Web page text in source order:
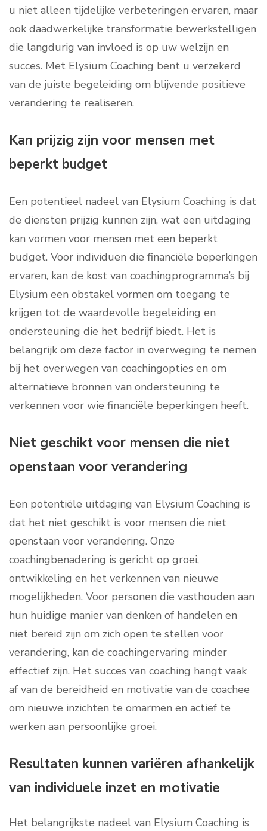
u niet alleen tijdelijke verbeteringen ervaren, maar
ook daadwerkelijke transformatie bewerkstelligen
die langdurig van invloed is op uw welzijn en
succes. Met Elysium Coaching bent u verzekerd
van de juiste begeleiding om blijvende positieve
verandering te realiseren.
Kan prijzig zijn voor mensen met
beperkt budget
Een potentieel nadeel van Elysium Coaching is dat
de diensten prijzig kunnen zijn, wat een uitdaging
kan vormen voor mensen met een beperkt
budget. Voor individuen die financiële beperkingen
ervaren, kan de kost van coachingprogramma’s bij
Elysium een obstakel vormen om toegang te
krijgen tot de waardevolle begeleiding en
ondersteuning die het bedrijf biedt. Het is
belangrijk om deze factor in overweging te nemen
bij het overwegen van coachingopties en om
alternatieve bronnen van ondersteuning te
verkennen voor wie financiële beperkingen heeft.
Niet geschikt voor mensen die niet
openstaan voor verandering
Een potentiële uitdaging van Elysium Coaching is
dat het niet geschikt is voor mensen die niet
openstaan voor verandering. Onze
coachingbenadering is gericht op groei,
ontwikkeling en het verkennen van nieuwe
mogelijkheden. Voor personen die vasthouden aan
hun huidige manier van denken of handelen en
niet bereid zijn om zich open te stellen voor
verandering, kan de coachingervaring minder
effectief zijn. Het succes van coaching hangt vaak
af van de bereidheid en motivatie van de coachee
om nieuwe inzichten te omarmen en actief te
werken aan persoonlijke groei.
Resultaten kunnen variëren afhankelijk
van individuele inzet en motivatie
Het belangrijkste nadeel van Elysium Coaching is